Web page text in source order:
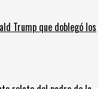
Trump que doblegó los